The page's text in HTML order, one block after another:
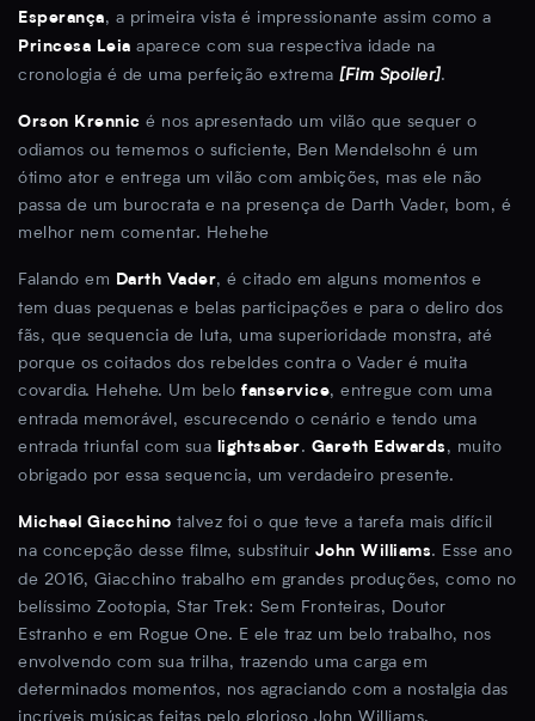
Esperança, a primeira vista é impressionante assim como a
Princesa Leia aparece com sua respectiva idade na
cronologia é de uma perfeição extrema [Fim Spoiler].
Orson Krennic é nos apresentado um vilão que sequer o
odiamos ou tememos o suficiente, Ben Mendelsohn é um
ótimo ator e entrega um vilão com ambições, mas ele não
passa de um burocrata e na presença de Darth Vader, bom, é
melhor nem comentar. Hehehe
Falando em Darth Vader, é citado em alguns momentos e
tem duas pequenas e belas participações e para o deliro dos
fãs, que sequencia de luta, uma superioridade monstra, até
porque os coitados dos rebeldes contra o Vader é muita
covardia. Hehehe. Um belo fanservice, entregue com uma
entrada memorável, escurecendo o cenário e tendo uma
entrada triunfal com sua lightsaber. Gareth Edwards , muito
obrigado por essa sequencia, um verdadeiro presente.
Michael Giacchino talvez foi o que teve a tarefa mais difícil
na concepção desse filme, substituir John Williams. Esse ano
de 2016, Giacchino trabalho em grandes produções, como no
belíssimo Zootopia, Star Trek: Sem Fronteiras, Doutor
Estranho e em Rogue One. E ele traz um belo trabalho, nos
envolvendo com sua trilha, trazendo uma carga em
determinados momentos, nos agraciando com a nostalgia das
incríveis músicas feitas pelo glorioso John Williams.